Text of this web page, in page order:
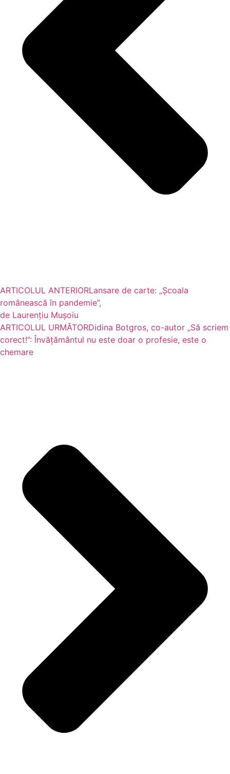
ARTICOLUL ANTERIORLansare de carte: „Școala
românească în pandemie”,
de Laurențiu Mușoiu
ARTICOLUL URMĂTORDidina Botgros, co-autor „Să scriem
corect!”: Învățământul nu este doar o profesie, este o
chemare